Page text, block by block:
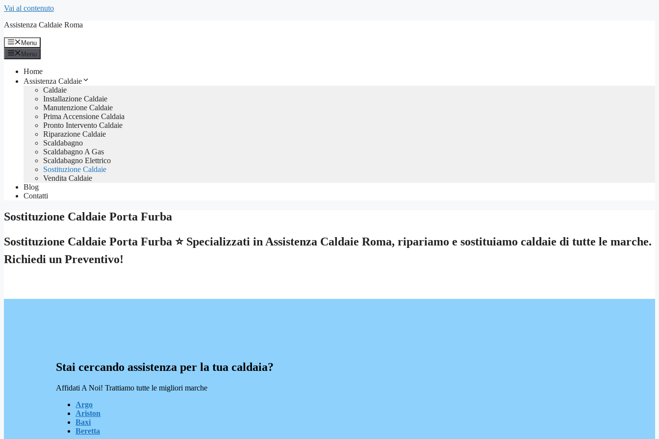
Vai al contenuto
Assistenza Caldaie Roma
Menu
Menu
Home
Assistenza Caldaie
Caldaie
Installazione Caldaie
Manutenzione Caldaie
Prima Accensione Caldaia
Pronto Intervento Caldaie
Riparazione Caldaie
Scaldabagno
Scaldabagno A Gas
Scaldabagno Elettrico
Sostituzione Caldaie
Vendita Caldaie
Blog
Contatti
Sostituzione Caldaie Porta Furba
Sostituzione Caldaie Porta Furba ⭐ Specializzati in Assistenza Caldaie Roma, ripariamo e sostituiamo caldaie di tutte le marche.
Richiedi un Preventivo!
Stai cercando assistenza per la tua caldaia?
Affidati A Noi! Trattiamo tutte le migliori marche
Argo
Ariston
Baxi
Beretta